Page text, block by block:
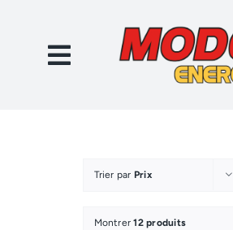
contenu
Trier par Prix
Montrer12 produits